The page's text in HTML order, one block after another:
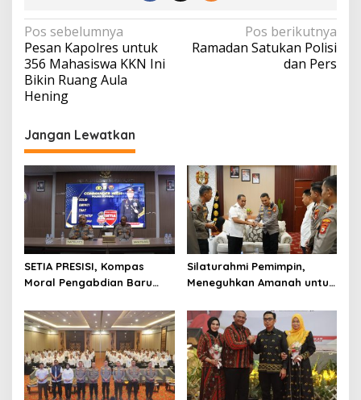
Navigasi
pos
Pos sebelumnya
Pesan Kapolres untuk
356 Mahasiswa KKN Ini
Bikin Ruang Aula
Hening
Pos berikutnya
Ramadan Satukan Polisi
dan Pers
Jangan Lewatkan
SETIA PRESISI, Kompas
Moral Pengabdian Baru
Silaturahmi Pemimpin,
Meneguhkan Amanah untuk